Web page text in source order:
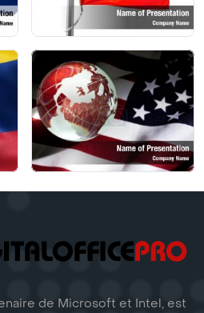
de Microsoft et Intel, est